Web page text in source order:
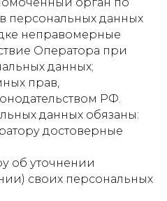
персональных данных
неправомерные
Оператора при
данных;
прав,
РФ.
данных обязаны:
достоверные
об уточнении
своих персональных